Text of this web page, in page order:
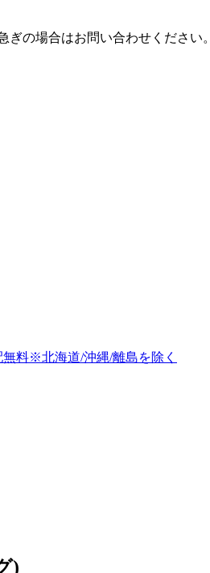
の場合はお問い合わせください。
)